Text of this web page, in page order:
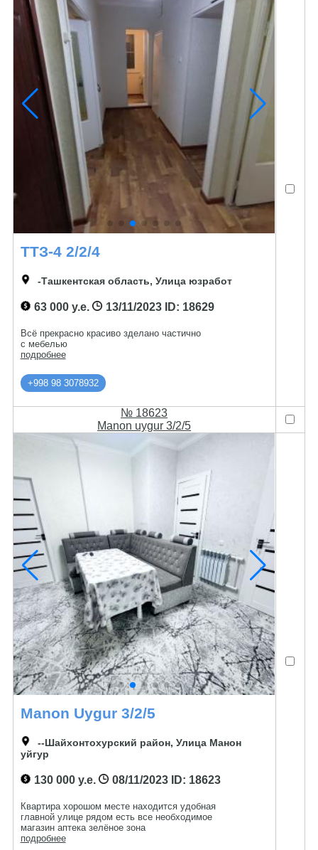
ТТЗ-4 2/2/4
-Ташкентская область, Улица юзработ
63 000 у.е. 13/11/2023ID: 18629
Всё прекрасно красиво зделано частично
с мебелью
подробнее
+998 98 3078932
№ 18623
Manon uygur 3/2/5
Manon Uygur 3/2/5
--Шайхонтохурский район, Улица Манон
уйгур
130 000 у.е. 08/11/2023ID: 18623
Квартира хорошом месте находится удобная
главной улице рядом есть все необходимое
магазин аптека зелёное зона
подробнее